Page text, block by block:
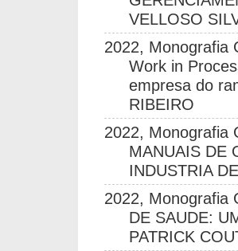
VELLOSO
2022, Monografia
Work in
empresa do
RIBEIRO
2022, Monografia
MANUAIS DE
INDUSTRIA
2022, Monografia
DE SAUDE:
PATRICK